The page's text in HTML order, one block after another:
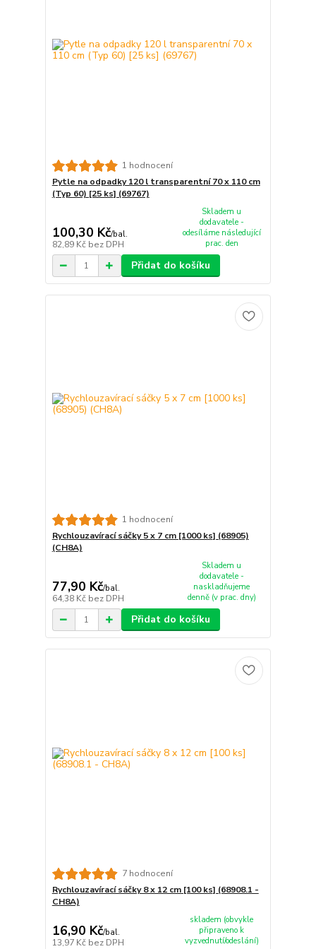
1 hodnocení
Pytle na odpadky 120 l transparentní 70 x 110 cm
(Typ 60) [25 ks] (69767)
100,30 Kč/bal.
82,89 Kč bez DPH
Skladem u
dodavatele -
odesíláme následující
prac. den
Přidat do košíku
1 hodnocení
Rychlouzavírací sáčky 5 x 7 cm [1000 ks] (68905)
(CH8A)
77,90 Kč/bal.
64,38 Kč bez DPH
Skladem u
dodavatele -
naskladňujeme
denně (v prac. dny)
Přidat do košíku
7 hodnocení
Rychlouzavírací sáčky 8 x 12 cm [100 ks] (68908.1 -
CH8A)
16,90 Kč/bal.
13,97 Kč bez DPH
skladem (obvykle
připraveno k
vyzvednutí/odeslání)